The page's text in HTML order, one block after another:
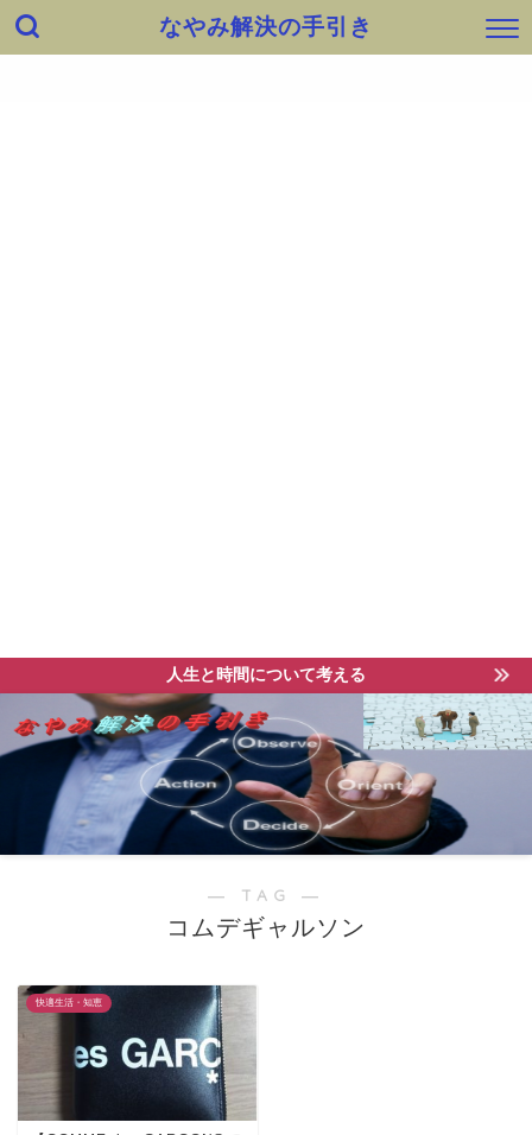
なやみ解決の手引き
人生と時間について考える
― TAG ―
コムデギャルソン
快適生活・知恵